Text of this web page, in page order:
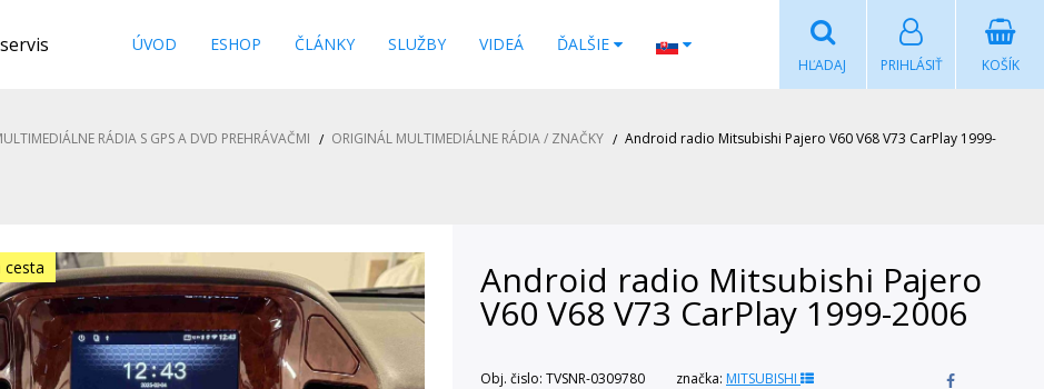
ÚVOD ESHOP ČLÁNKY SLUŽBY VIDEÁ ĎALŠIE
KOŠÍK
PRIHLÁSIŤ
HĽADAJ
RÁDIA S GPS A DVD PREHRÁVAČMI ORIGINÁL MULTIMEDIÁLNE RÁDIA / ZNAČKY
Android radio Mitsubishi Pajero V60 V68 V73 CarPlay 1999-
cesta Android radio Mitsubishi Pajero
V60 V68 V73 CarPlay 1999-2006
Obj. čislo: TVSNR-0309780 značka: MITSUBISHI